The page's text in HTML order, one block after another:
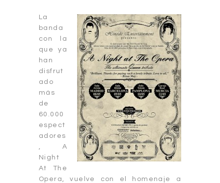
La
banda
con la
que ya
han
disfrut
ado
más
de
60.000
espect
adores
, A
Night
At The
Opera, vuelve con el homenaje a